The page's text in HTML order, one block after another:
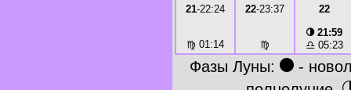
21-22:24
♍ 01:14
22-23:37
♍
22
◑21:59
♎ 05:23
Фазы Луны: ● -